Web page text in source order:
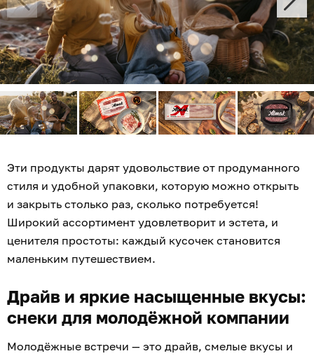
Эти продукты дарят удовольствие от продуманного
стиля и удобной упаковки, которую можно открыть
и закрыть столько раз, сколько потребуется!
Широкий ассортимент удовлетворит и эстета, и
ценителя простоты: каждый кусочек становится
маленьким путешествием.
Драйв и яркие насыщенные вкусы:
снеки для молодёжной компании
Молодёжные встречи — это драйв, смелые вкусы и